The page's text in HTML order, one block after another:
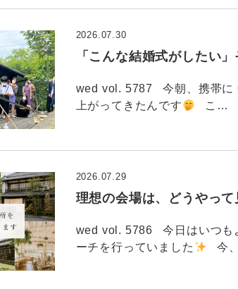
「こんな結婚式がしたい
2026.07.30
wed vol. 5787 今朝、携帯に
上がってきたんです
こ…
理想の会場は、どうやって
2026.07.29
wed vol. 5786 今日はいつも
ーチを行っていました
今